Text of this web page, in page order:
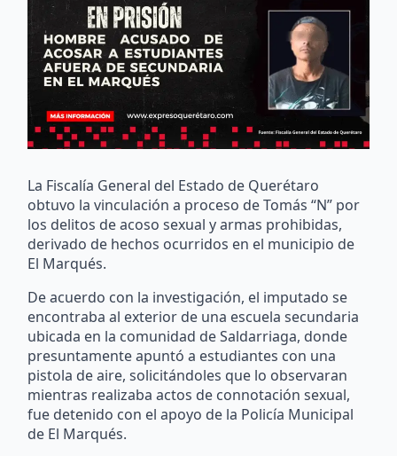
La Fiscalía General del Estado de Querétaro
obtuvo la vinculación a proceso de Tomás “N” por
los delitos de acoso sexual y armas prohibidas,
derivado de hechos ocurridos en el municipio de
El Marqués.
De acuerdo con la investigación, el imputado se
encontraba al exterior de una escuela secundaria
ubicada en la comunidad de Saldarriaga, donde
presuntamente apuntó a estudiantes con una
pistola de aire, solicitándoles que lo observaran
mientras realizaba actos de connotación sexual,
fue detenido con el apoyo de la Policía Municipal
de El Marqués.